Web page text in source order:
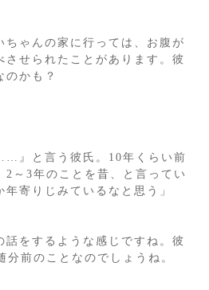
ゃんの家に行っては、お腹が
させられたことがあります。彼
のかも？
』と言う彼氏。10年くらい前
2～3年のことを昔、と言ってい
寄りじみているなと思う」
をするような感じですね。彼
分前のことなのでしょうね。